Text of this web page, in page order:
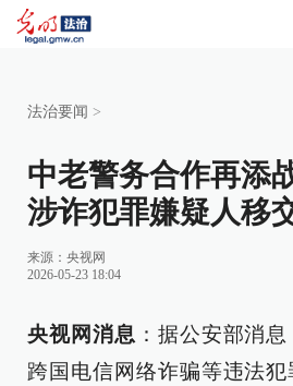
法治要闻 >
中老警务合作再添
涉诈犯罪嫌疑人移
来源： 央视网
2026-05-23 18:04
央视网消息 ：据公安部消
跨国电信网络诈骗等违法